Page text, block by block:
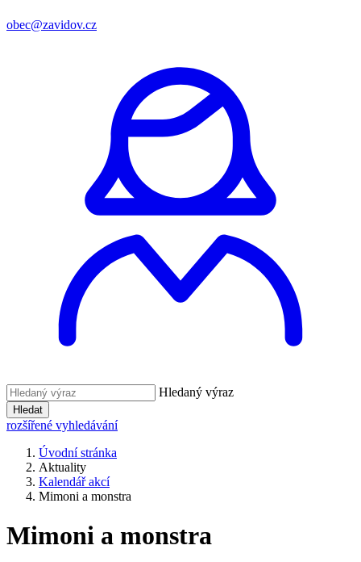
obec@zavidov.cz
Hledaný výraz
Hledat
rozšířené vyhledávání
Úvodní stránka
Aktuality
Kalendář akcí
Mimoni a monstra
Mimoni a monstra